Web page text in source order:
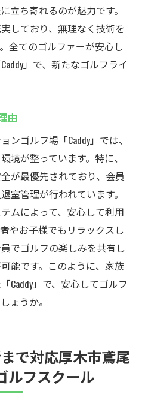
立ち寄れるのが魅力です。
しており、無理なく技術を
全てのゴルファーが安心し
」で、新たなゴルフライ
由
ンゴルフ場「Caddy」では、
境が整っています。特に、
が最優先されており、会員
室管理が行われています。
ムによって、安心して利用
やお子様でもリラックスし
でゴルフの楽しみを共有し
能です。このように、家族
Caddy」で、安心してゴルフ
ょうか。
で対応厚木市鳶尾
ルフスクール